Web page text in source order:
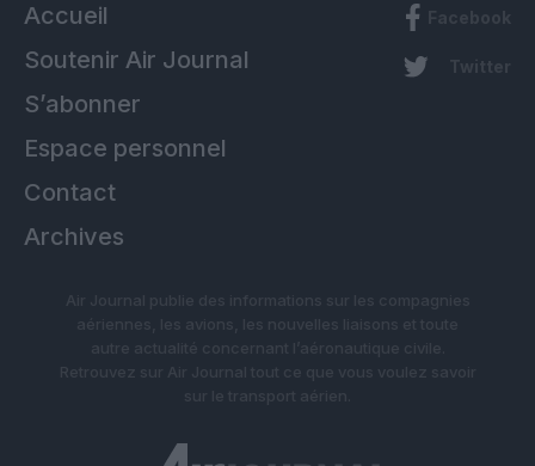
Accueil
Soutenir Air Journal
S’abonner
Espace personnel
Contact
Archives